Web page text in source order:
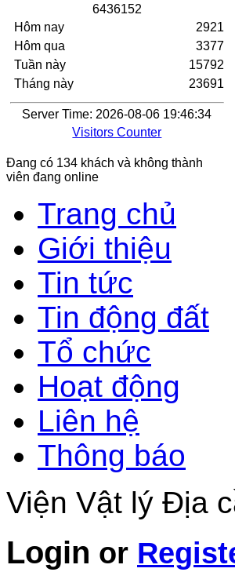
6436152
Hôm nay
Hôm qua
Tuần này
Tháng này
2921
3377
15792
23691
Server Time: 2026-08-06 19:46:34
Visitors Counter
Đang có 134 khách và không thành
viên đang online
Trang chủ
Giới thiệu
Tin tức
Tin động đất
Tổ chức
Hoạt động
Liên hệ
Thông báo
Viện Vật lý Địa
Login or